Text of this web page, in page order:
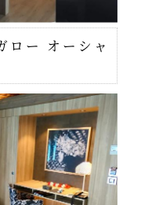
ロー オーシャ